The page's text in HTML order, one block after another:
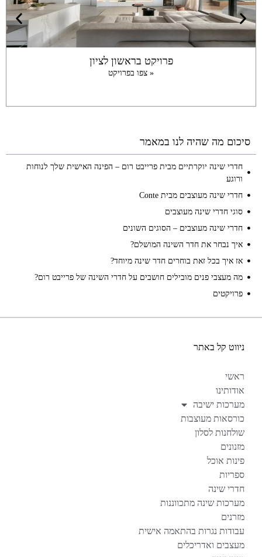
פרויקט בראשון לציון
צפו בפרויקט »
סיכום מה שהיה לנו במאמר
חדרי שינה יוקרתיים מבית פרייבט רום – הפינה האישית שלך לנוחות
ורוגע
חדרי שינה מעוצבים מבית Conte
סוגי חדרי שינה מעוצבים
חדרי שינה מעוצבים – הסוגים השונים
איך נבחר את חדר השינה המושלם?
אז איך בכל זאת בוחרים חדר שינה מיוחד?
מה מעצבי פנים מובילים חושבים על חדרי השינה של פרייבט רום?
פרויקטים
ניווט קל באתר
ראשי
אודותינו
מערכות ישיבה
כורסאות מעוצבות
שולחנות לסלון
מזנונים
פינות אוכל
ספריות
חדרי שינה
מערכות שינה מתכווננות
מזרנים
עבודות נגרות בהתאמה אישית
מעצבים ואדריכלים